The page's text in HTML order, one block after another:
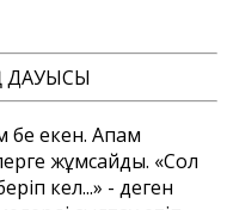
ДАУЫСЫ
бе екен. Апам
жұмсайды. «Сол
кел...» - деген